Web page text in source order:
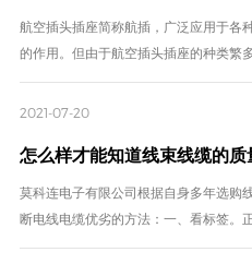
航空插头插座简称航插，广泛应用于各
的作用。但由于航空插头插座的种类繁多
2021-07-20
怎么样才能知道线束线缆的质
莫科连电子有限公司根据自身多年选购
断电线电缆优劣的方法：一、看标签。正